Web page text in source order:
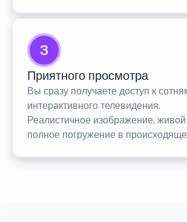
3
Приятного просмотра
Вы сразу получаете доступ к
интерактивного телевидения.
Реалистичное изображение, живой
полное погружение в